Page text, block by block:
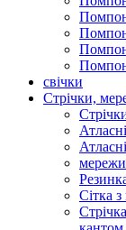
свічки
Стрічки,
Сітка з